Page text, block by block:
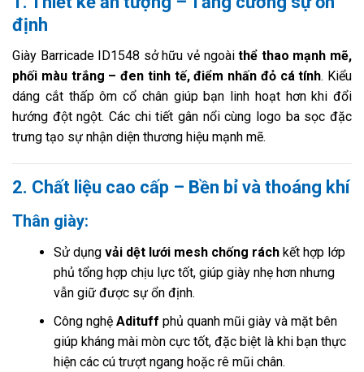
định
Giày Barricade ID1548 sở hữu vẻ ngoàithể thao mạnh mẽ,
phối màu trắng – đen tinh tế, điểm nhấn đỏ cá tính. Kiểu
dáng cắt thấp ôm cổ chân giúp bạn linh hoạt hơn khi đổi
hướng đột ngột. Các chi tiết gân nổi cùng logo ba sọc đặc
trưng tạo sự nhận diện thương hiệu mạnh mẽ.
2. Chất liệu cao cấp – Bền bỉ và thoáng khí
Thân giày:
Sử dụng vải dệt lưới mesh chống ráchkết hợp lớp
phủ tổng hợp chịu lực tốt, giúp giày nhẹ hơn nhưng
vẫn giữ được sự ổn định.
Công nghệ Adituff phủ quanh mũi giày và mặt bên
giúp kháng mài mòn cực tốt, đặc biệt là khi bạn thực
hiện các cú trượt ngang hoặc rê mũi chân.